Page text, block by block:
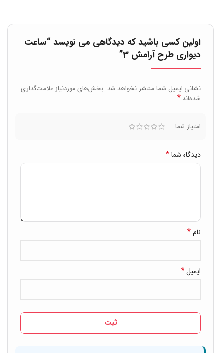
اولین کسی باشید که دیدگاهی می نویسد “ساعت
دیواری طرح آرامش 3”
نشانی ایمیل شما منتشر نخواهد شد. بخش‌های موردنیاز علامت‌گذاری
شده‌اند *
امتیاز شما
دیدگاه شما*
نام*
ایمیل*